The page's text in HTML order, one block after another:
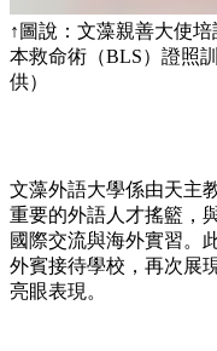
↑圖說：文藻親善大使
本救命術（BLS）證照
供）
文藻外語大學係由天主
重要的外語人才搖籃，
國際交流與海外實習。
外賓接待學校，再次展
亮眼表現。